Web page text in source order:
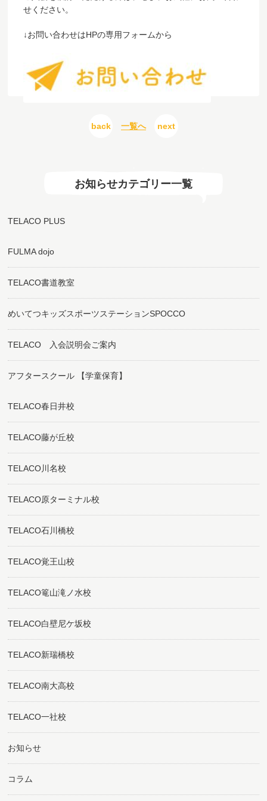
せください。
↓お問い合わせはHPの専用フォームから
back 一覧へ next
お知らせカテゴリー一覧
TELACO PLUS
FULMA dojo
TELACO書道教室
めいてつキッズスポーツステーションSPOCCO
TELACO 入会説明会ご案内
アフタースクール 【学童保育】
TELACO春日井校
TELACO藤が丘校
TELACO川名校
TELACO原ターミナル校
TELACO石川橋校
TELACO覚王山校
TELACO篭山滝ノ水校
TELACO白壁尼ケ坂校
TELACO新瑞橋校
TELACO南大高校
TELACO一社校
お知らせ
コラム